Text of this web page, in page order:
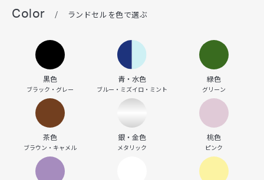
Color / ランドセルを色で選ぶ
黒色
ブラック・グレー
青・水色
ブルー・ミズイロ・ミント
緑色
グリーン
茶色
ブラウン・キャメル
銀・金色
メタリック
桃色
ピンク